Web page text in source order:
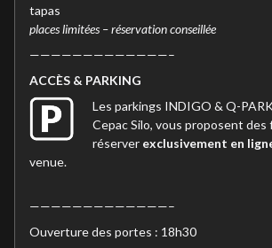
tapas
places limitées – réservation conseillée
—————————————–
ACCÈS & PARKING
Les parkings INDIGO & Q-
Cepac Silo, vous proposent des
réserver exclusivement en
venue.
—————————————–
Ouverture des portes : 18h30